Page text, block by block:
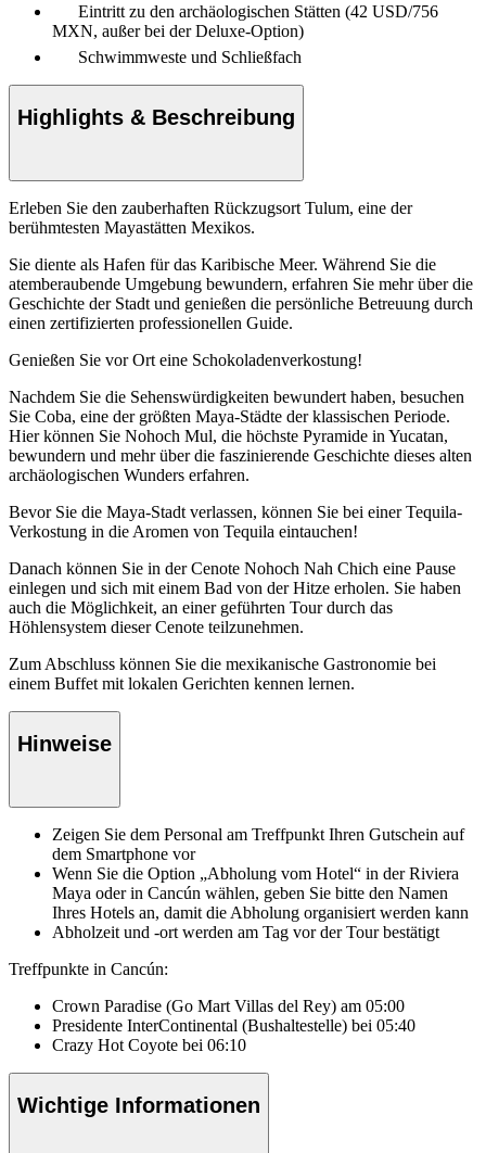
Eintritt zu den archäologischen Stätten (42 USD/756
MXN, außer bei der Deluxe-Option)
Schwimmweste und Schließfach
Highlights & Beschreibung
Erleben Sie den zauberhaften Rückzugsort Tulum, eine der
berühmtesten Mayastätten Mexikos.
Sie diente als Hafen für das Karibische Meer. Während Sie die
atemberaubende Umgebung bewundern, erfahren Sie mehr über die
Geschichte der Stadt und genießen die persönliche Betreuung durch
einen zertifizierten professionellen Guide.
Genießen Sie vor Ort eine Schokoladenverkostung!
Nachdem Sie die Sehenswürdigkeiten bewundert haben, besuchen
Sie Coba, eine der größten Maya-Städte der klassischen Periode.
Hier können Sie Nohoch Mul, die höchste Pyramide in Yucatan,
bewundern und mehr über die faszinierende Geschichte dieses alten
archäologischen Wunders erfahren.
Bevor Sie die Maya-Stadt verlassen, können Sie bei einer Tequila-
Verkostung in die Aromen von Tequila eintauchen!
Danach können Sie in der Cenote Nohoch Nah Chich eine Pause
einlegen und sich mit einem Bad von der Hitze erholen. Sie haben
auch die Möglichkeit, an einer geführten Tour durch das
Höhlensystem dieser Cenote teilzunehmen.
Zum Abschluss können Sie die mexikanische Gastronomie bei
einem Buffet mit lokalen Gerichten kennen lernen.
Hinweise
Zeigen Sie dem Personal am Treffpunkt Ihren Gutschein auf
dem Smartphone vor
Wenn Sie die Option „Abholung vom Hotel“ in der Riviera
Maya oder in Cancún wählen, geben Sie bitte den Namen
Ihres Hotels an, damit die Abholung organisiert werden kann
Abholzeit und -ort werden am Tag vor der Tour bestätigt
Treffpunkte in Cancún:
Crown Paradise (Go Mart Villas del Rey) am 05:00
Presidente InterContinental (Bushaltestelle) bei 05:40
Crazy Hot Coyote bei 06:10
Wichtige Informationen